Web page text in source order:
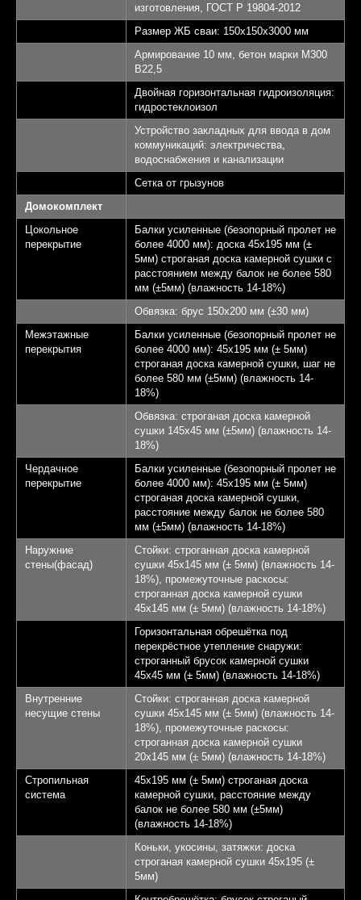
изготовления, ГОСТ Р 19804-2012
Размер ЖБ сваи: 150х150х3000 мм
Армирование 10 мм, бетон марки М300
B22,5
Двойная горизонтальная гидроизоляция:
гидростеклоизол
Устройство закладных для ввода в дом
коммуникаций: электричества,
водоснабжения и канализации
Сетка от грызунов
Домокомплект
Цокольное
перекрытие
Балки усиленные (безопорный пролет не
более 4000 мм): доска 45х195 мм (±
5мм) строганая доска камерной сушки с
расстоянием между балок не более 580
мм (±5мм) (влажность 14-18%)
Обвязка: брус 150х200 мм (±30 мм)
Межэтажные
перекрытия
Балки усиленные (безопорный пролет не
более 4000 мм): 45х195 мм (± 5мм)
строганая доска камерной сушки, шаг не
более 580 мм (±5мм) (влажность 14-
18%)
Обвязка: строганая доска камерной
сушки 145х45 мм (±5мм) (влажность 14-
18%)
Чердачное
перекрытие
Балки усиленные (безопорный пролет не
более 4000 мм): 45х195 мм (± 5мм)
строганая доска камерной сушки,
расстояние между балок не более 580
мм (±5мм) (влажность 14-18%)
Наружние
стены(фасад)
Стойки: строганная доска камерной
сушки 45х145 мм (± 5мм) (влажность 14-
18%), промежуточные раскосы:
строганная доска камерной сушки
45х145 мм (± 5мм) (влажность 14-18%)
Горизонтальная обрешётка под
перекрёстное утепление снаружи:
строганный брусок камерной сушки
45х45 мм (± 5мм) (влажность 14-18%)
Внутренние
несущие стены
Стойки: строганная доска камерной
сушки 45х145 мм (± 5мм) (влажность 14-
18%), промежуточные раскосы:
строганная доска камерной сушки
20х145 мм (± 5мм) (влажность 14-18%)
Стропильная
система
45х195 мм (± 5мм) строганая доска
камерной сушки, расстояние между
балок не более 580 мм (±5мм)
(влажность 14-18%)
Коньки, укосины, затяжки: доска
строганая камерной сушки 45х195 (±
5мм)